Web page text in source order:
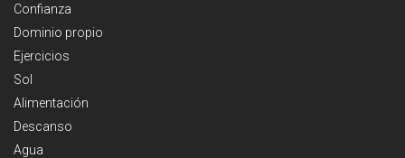
Confianza
Dominio propio
Ejercicios
Sol
Alimentación
Descanso
Agua